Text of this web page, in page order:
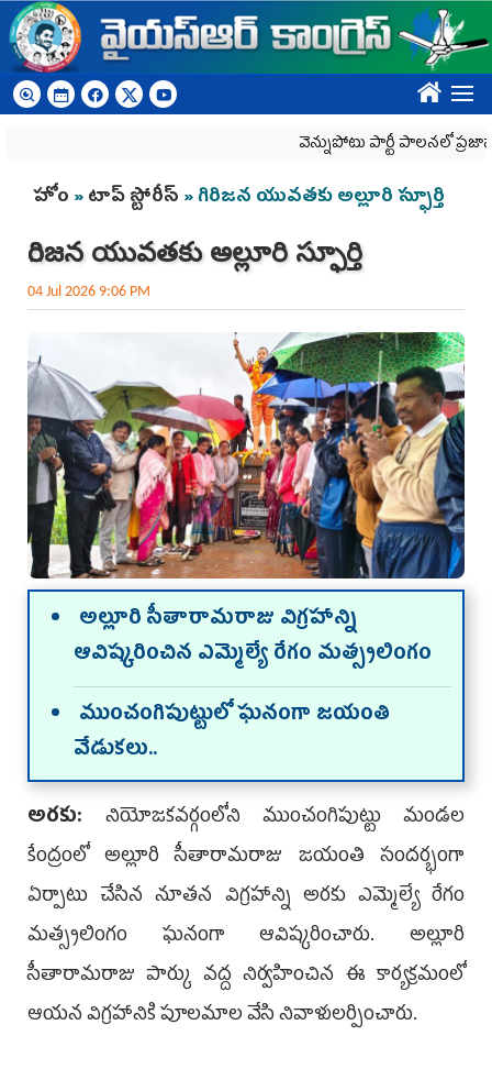
Skip to main content
????
వెన్నుపోటు పార్టీ పాలనలో
You are here
హోం »టాప్ స్టోరీస్ » గిరిజన యువతకు అల్లూరి స్ఫూర్తి
గిరిజన యువతకు అల్లూరి స్ఫూర్తి
04 Jul 2026 9:06 PM
అల్లూరి సీతారామరాజు విగ్రహాన్ని
ఆవిష్కరించిన ఎమ్మెల్యే రేగం మత్స్యలింగం
ముంచంగిపుట్టులో ఘనంగా జయంతి
వేడుకలు..
అరకు: నియోజకవర్గంలోని ముంచంగిపుట్టు మండల
కేంద్రంలో అల్లూరి సీతారామరాజు జయంతి సందర్భంగా
ఏర్పాటు చేసిన నూతన విగ్రహాన్ని అరకు ఎమ్మెల్యే రేగం
మత్స్యలింగం ఘనంగా ఆవిష్కరించారు. అల్లూరి
సీతారామరాజు పార్కు వద్ద నిర్వహించిన ఈ కార్యక్రమంలో
ఆయన విగ్రహానికి పూలమాల వేసి నివాళులర్పించారు.